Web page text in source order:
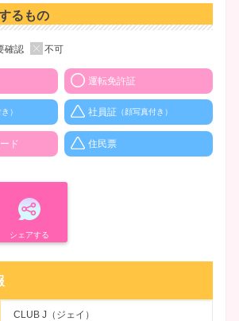
るもの
確認 不可
運転免許証
） 社員証 （顔写真付き）
ド 住民票
シェアする
CLUB J（ジェイ）